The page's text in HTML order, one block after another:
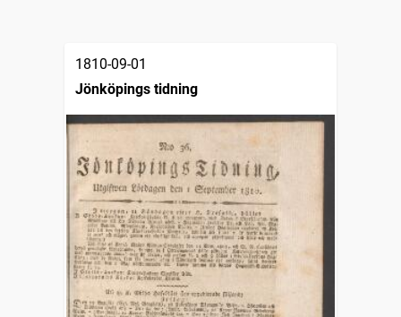
1810-09-01
Jönköpings tidning